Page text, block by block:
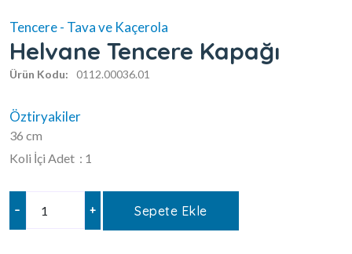
Tencere - Tava ve Kaçerola
Helvane Tencere Kapağı
Ürün Kodu: 0112.00036.01
Öztiryakiler
36 cm
Koli İçi Adet : 1
– + Sepete Ekle